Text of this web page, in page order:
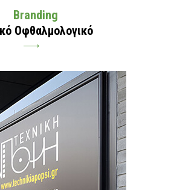
Branding
Οφθαλμολογικό